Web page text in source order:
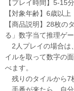
【プレイ時間】5-15分
【対象年齢】6歳以上
【商品説明】28枚の
る」数字当て推理ゲー
2人プレイの場合は
イルを取って数字の
べます。
残りのタイルから7